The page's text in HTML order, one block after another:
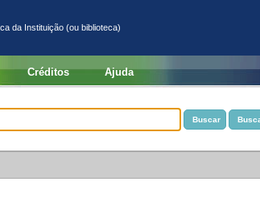
da Instituição (ou biblioteca)
Créditos Ajuda